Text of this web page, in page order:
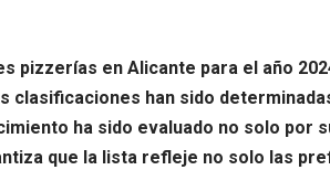
pizzerías en Alicante para el año
clasificaciones han sido
ha sido evaluado no solo por
que la lista refleje no solo las